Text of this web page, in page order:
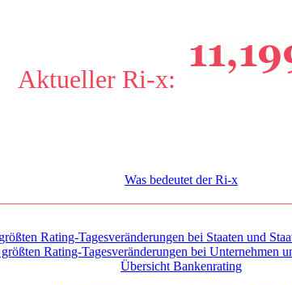
Aktueller Ri-x:
Was bedeutet der Ri-x
Rating-Tagesveränderungen bei Staaten und
Rating-Tagesveränderungen bei Unternehmen
Übersicht Bankenrating